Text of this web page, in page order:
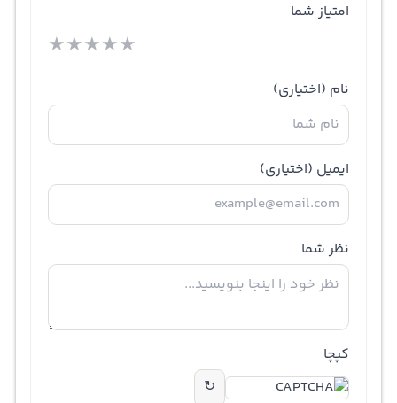
امتیاز شما
★★★★★
نام (اختیاری)
ایمیل (اختیاری)
نظر شما
کپچا
↻